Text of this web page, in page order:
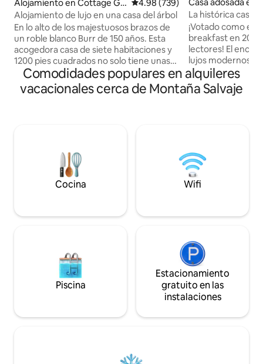
Alojamiento en Cottage Gr
ove
Calificación promedio: 4.98 de
4.98 (739)
Alojamiento de lujo en una casa del árbol
En lo alto de los majestuosos brazos de
un roble blanco Burr de 150 años. Esta
acogedora casa de siete habitaciones y
1200 pies cuadrados no solo tiene unas
vistas impresionantes, sino que también
tiene encantadoras y deliciosas
sorpresas propias de un cuento de
cielos, con vistas a 500 acres de
esplendor natural justo al lado.
Sumérgete en los chorros calientes y
burbujeantes del jacuzzi o en la cálida
músculos y derritiendo cualquier tensión
camas. Por la mañana, camina por los
suelos radiantes (tan acogedores
durante el invierno). O disfruta del café
por la mañana en una de las cuatro
cubiertas exteriores. Y no te olvides de
que espera a que la descubras dentro de
tridimensional en mente. Los detalles
La histórica casa
1880
¡Votado como el
breakfast en 2021
lectores! El
lujos modernos
la década de
pionero Dr.
alojamiento
la atención a los
centro de la
Combacker tiene
Comodidades populares en alquileres
vacacionales cerca de Montaña Salvaje
Cocina Wifi
Piscina
Estacionamiento
gratuito en las
instalaciones